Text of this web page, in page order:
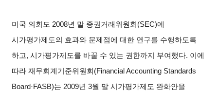
미국 의회도 2008년 말 증권거래위원회(SEC)에
시가평가제도의 효과와 문제점에 대한 연구를 수행하도록
하고, 시가평가제도를 바꿀 수 있는 권한까지 부여했다. 이에
따라 재무회계기준위원회(Financial Accounting Standards
Board·FASB)는 2009년 3월 말 시가평가제도 완화안을